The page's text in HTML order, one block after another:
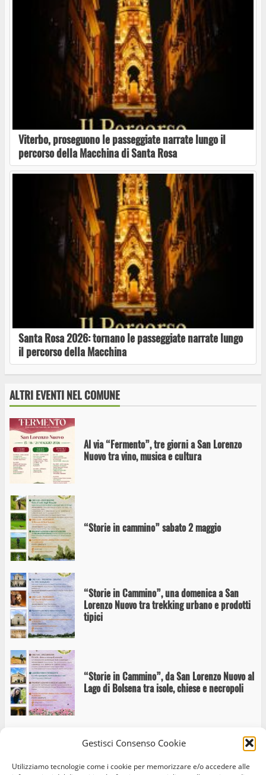
Gestisci Consenso Cookie
Utilizziamo tecnologie come i cookie per memorizzare e/o accedere alle
Viterbo, proseguono le passeggiate narrate lungo il
percorso della Macchina di Santa Rosa
Santa Rosa 2026: tornano le passeggiate narrate lungo
il percorso della Macchina
ALTRI EVENTI NEL COMUNE
“Storie in Cammino”, alla scoperta del bosco
di Soana a San Lorenzo Nuovo
San Lorenzo Express – 20 dicembre
Est Film Festival – Lago di Bolsena da ‘Follia
sul lago’. Sbarco a San Lorenzo Nuovo
San Lorenzo Nuovo: domenica il gran finale di
“Fermento”
“Fermento – festival dei vini naturali e del
Al via “Fermento”, tre giorni a San Lorenzo
Nuovo tra vino, musica e cultura
“Storie in cammino” sabato 2 maggio
“Storie in Cammino”, una domenica a San
Lorenzo Nuovo tra trekking urbano e prodotti
tipici
“Storie in Cammino”, da San Lorenzo Nuovo al
Lago di Bolsena tra isole, chiese e necropoli
“Storie in Cammino, sulla Via Francigena a San
Lorenzo Nuovo, tra memoria e paesaggio”